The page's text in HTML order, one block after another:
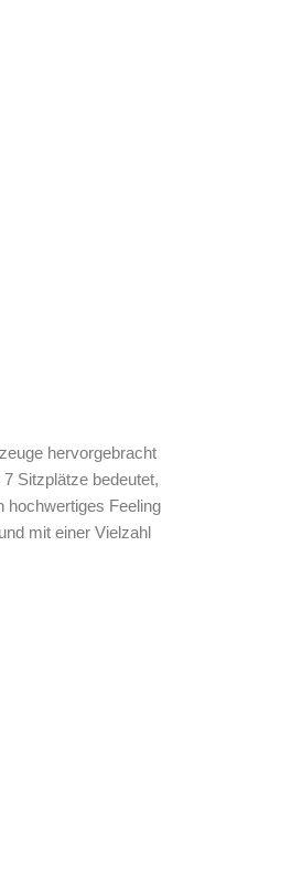
hervorgebracht
Sitzplätze bedeutet,
hochwertiges Feeling
mit einer Vielzahl